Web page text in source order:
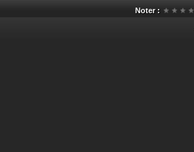
Noter :